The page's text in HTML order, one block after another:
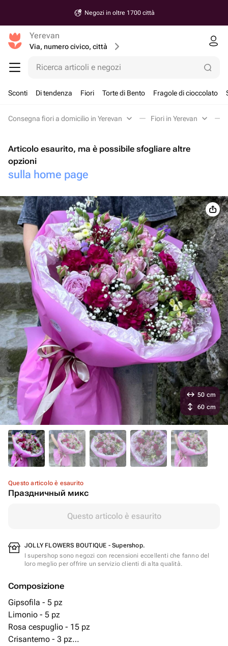
Negozi in oltre 1700 città
Yerevan
Via, numero civico, città
Ricerca articoli e negozi
Sconti Di tendenza Fiori Torte di Bento Fragole di cioccolato
Consegna fiori a domicilio in Yerevan Fiori in Yerevan
Articolo esaurito, ma è possibile sfogliare altre
opzioni
sulla home page
Questo articolo è esaurito
Праздничный микс
Questo articolo è esaurito
JOLLY FLOWERS BOUTIQUE - Supershop.
I supershop sono negozi con recensioni eccellenti che fanno del
loro meglio per offrire un servizio clienti di alta qualità.
Composizione
Gipsofila - 5 pz
Limonio - 5 pz
Rosa cespuglio - 15 pz
Crisantemo - 3 pz
50 cm
60 cm